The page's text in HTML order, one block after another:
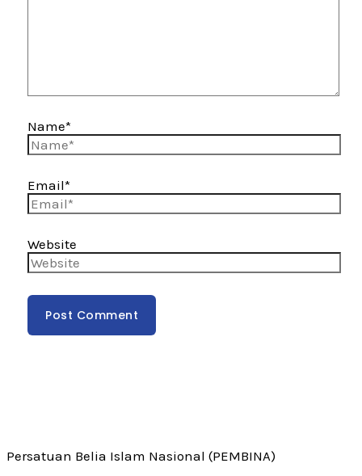
Name*
Email*
Website
Persatuan Belia Islam Nasional (PEMBINA)